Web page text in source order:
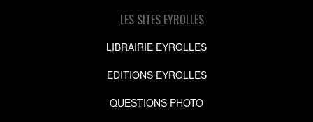
LES SITES EYROLLES
LIBRAIRIE EYROLLES
EDITIONS EYROLLES
QUESTIONS PHOTO